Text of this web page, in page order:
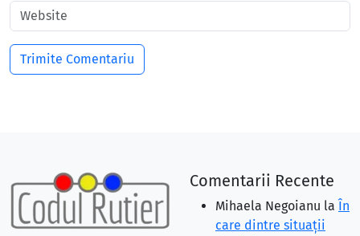
Comentarii Recente
Mihaela Negoianu la În
care dintre situaţii